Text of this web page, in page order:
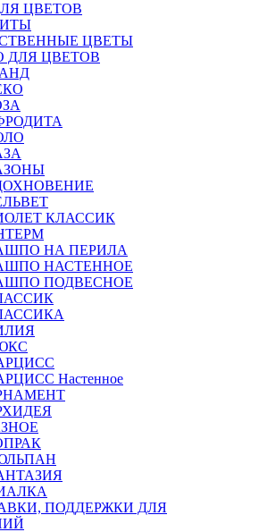
ЦВЕТОВ
ЦВЕТЫ
ДЛЯ ЦВЕТОВ
КЛАССИК
НА ПЕРИЛА
НАСТЕННОЕ
ПОДВЕСНОЕ
Настенное
ПОДДЕРЖКИ ДЛЯ